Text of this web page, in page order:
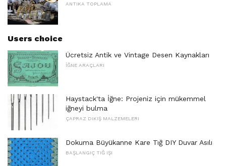
ANTIKA TOPLAMA
Users choice
Ücretsiz Antik ve Vintage Desen Kaynakları
İĞNE ARAÇLARI
Haystack'ta İğne: Projeniz için mükemmel
iğneyi bulma
ÇAPRAZ DIKIŞ MALZEMELERI
Dokuma Büyükanne Kare Tığ DIY Duvar Asılı
BAŞLANGIÇ ​​TIĞ IŞI